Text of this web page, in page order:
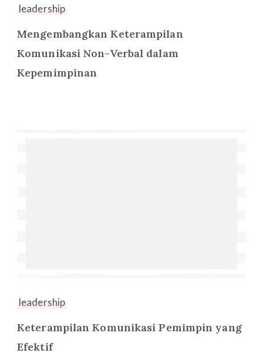
leadership
Mengembangkan Keterampilan
Komunikasi Non-Verbal dalam
Kepemimpinan
leadership
Keterampilan Komunikasi Pemimpin yang
Efektif